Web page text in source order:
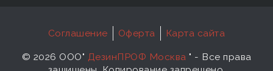
Соглашение Оферта Карта сайта
© 2026 ООО" ДезинПРОФ Москва " - Все права